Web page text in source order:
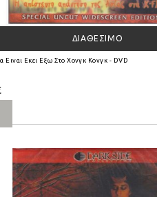
ΔΙΑΘΈΣΙΜΟ
Ειναι Εκει Εξω Στο Χονγκ Κονγκ - DVD